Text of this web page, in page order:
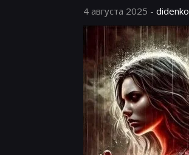
4 августа 2025 - didenko